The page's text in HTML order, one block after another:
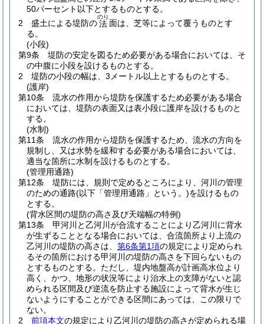
50パーセント以下とするものとする。
2
盛土による堤防の法
のり
面は、芝等によって覆うものとす
る。
(小段)
第9条
堤防の安定を図るため必要がある場合においては、そ
の中腹に小段を設けるものとする。
2
堤防の小段の幅は、3メートル以上とするものとする。
(護岸)
第10条
流水の作用から堤防を保護するため必要がある場合
においては、堤防の表面又は表小段に護岸を設けるものと
する。
(水制)
第11条
流水の作用から堤防を保護するため、流水の方向を
規制し、又は水勢を緩和する必要がある場合においては、
適当な箇所に水制を設けるものとする。
(管理用通路)
第12条
堤防には、規則で定めるところにより、河川の管理
のための通路(以下「管理用通路」という。)を設けるもの
とする。
(背水区間の堤防の高さ及び天端幅の特例)
第13条
甲河川と乙河川が合流することにより乙河川に背水
が生ずることとなる場合においては、合流箇所より上流の
乙河川の堤防の高さは、 第6条第1項の規定により定められ
るその箇所における甲河川の堤防の高さを下回らないもの
とするものとする。 ただし、堤内地盤高が計画高水位より
高く、かつ、地形の状況等により治水上の支障がないと認
められる区間及び逆流を防止する施設によって背水が生じ
ないようにすることができる区間にあっては、この限りで
ない。
2
前項本文の規定により乙河川の堤防の高さが定められる場